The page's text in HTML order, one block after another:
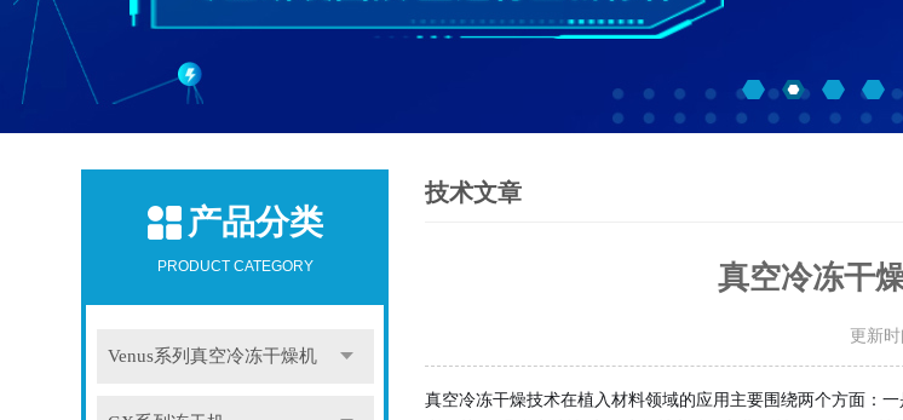
产品分类
PRODUCT CATEGORY
Venus系列真空冷冻干燥机
技术文章
真空冷冻干
更新时
真空冷冻干燥技术在植入材料领域的应用主要围绕两个方面：